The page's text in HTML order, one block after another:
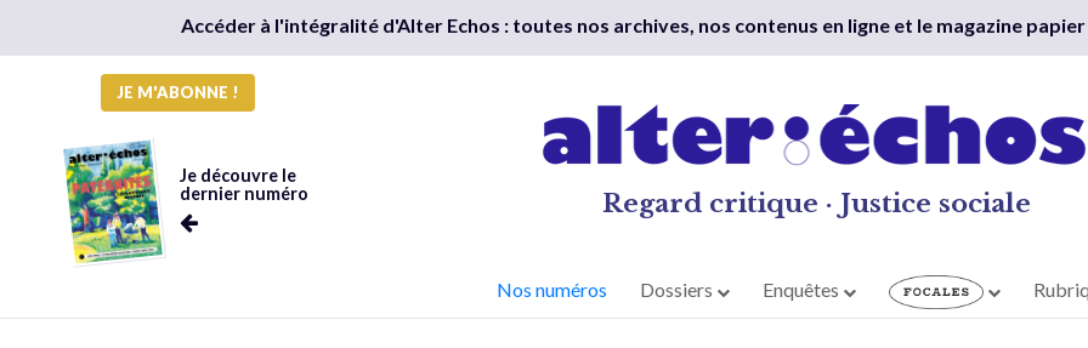
Accéder à l'intégralité d'Alter Echos : toutes nos archives, nos contenus en ligne et le magazine papier
JE M'ABONNE !
Je découvre le
dernier numéro
Regard critique · Justice sociale
Nos numéros Dossiers Enquêtes